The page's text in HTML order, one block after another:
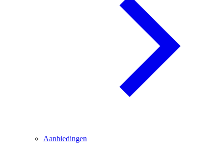
Aanbiedingen